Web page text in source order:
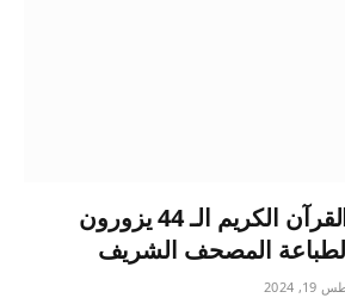
مشاركو مسابقة القرآن الكريم الـ 44 يزورون
المصحف الشريف
2024